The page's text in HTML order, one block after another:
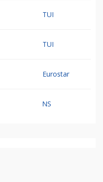
TUI
TUI
Eurostar
NS